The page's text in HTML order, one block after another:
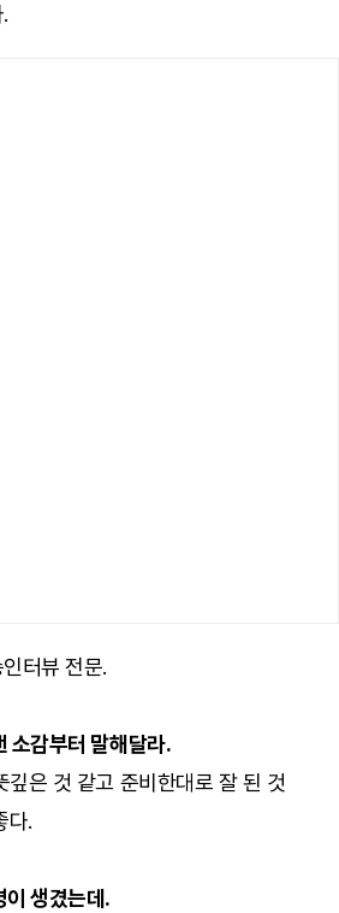
터뷰 전문.
소감부터 말해달라.
은 것 같고 준비한대로 잘 된 것
다.
생겼는데.